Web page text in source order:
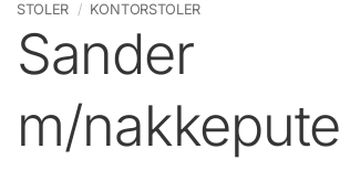
STOLER / KONTORSTOLER
Sander
m/nakkepute